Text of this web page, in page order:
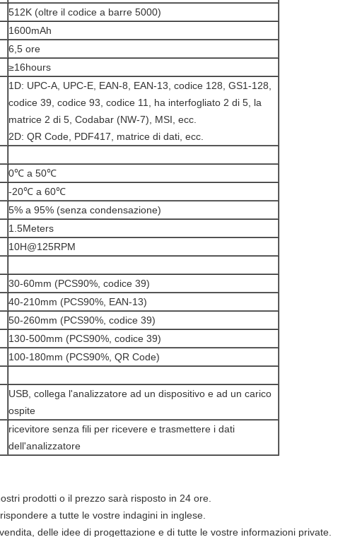
512K (oltre il codice a barre 5000)
1600mAh
6,5 ore
≥16hours
1D: UPC-A, UPC-E, EAN-8, EAN-13, codice 128, GS1-128,
codice 39, codice 93, codice 11, ha interfogliato 2 di 5, la
matrice 2 di 5, Codabar (NW-7), MSI, ecc.
2D: QR Code, PDF417, matrice di dati, ecc.
0℃ a 50℃
-20℃ a 60℃
5% a 95% (senza condensazione)
1.5Meters
10H@125RPM
30-60mm (PCS90%, codice 39)
40-210mm (PCS90%, EAN-13)
50-260mm (PCS90%, codice 39)
130-500mm (PCS90%, codice 39)
100-180mm (PCS90%, QR Code)
USB, collega l'analizzatore ad un dispositivo e ad un carico
ospite
ricevitore senza fili per ricevere e trasmettere i dati
dell'analizzatore
prodotti o il prezzo sarà risposto in 24 ore.
a tutte le vostre indagini in inglese.
delle idee di progettazione e di tutte le vostre informazioni private.